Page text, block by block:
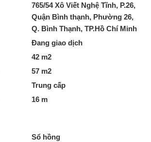
765/54 Xô Viết Nghệ Tĩnh, P.26,
Quận Bình thạnh, Phường 26,
Q. Bình Thạnh, TP.Hồ Chí Minh
Đang giao dịch
42 m2
57 m2
Trung cấp
16 m
Sổ hồng